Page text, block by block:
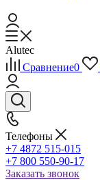
Alutec
Сравнение0
Телефоны
+7 4872 515-015
+7 800 550-90-17
Заказать звонок